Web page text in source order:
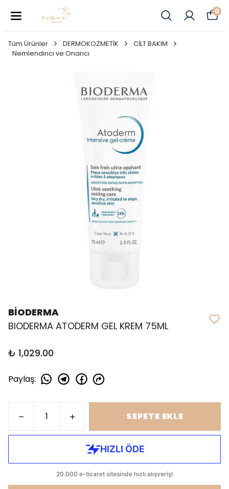
0
Tüm Ürünler DERMOKOZMETİK
CİLT BAKIM
Nemlendirici ve Onarıcı
BİODERMA
BIODERMA ATODERM GEL KREM 75ML
₺ 1,029.00
Paylaş:
SEPETE EKLE